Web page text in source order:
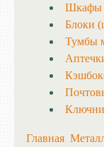
Шкафы
Блоки
Тумбы
Главная